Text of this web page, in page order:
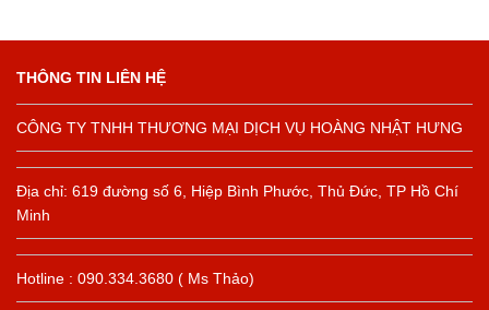
THÔNG TIN LIÊN HỆ
CÔNG TY TNHH THƯƠNG MẠI DỊCH VỤ HOÀNG NHẬT HƯNG
Địa chỉ: 619 đường số 6, Hiệp Bình Phước, Thủ Đức, TP Hồ Chí
Minh
Hotline : 090.334.3680 ( Ms Thảo)